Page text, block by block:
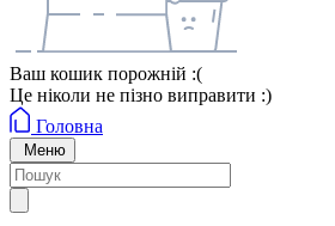
Ваш кошик порожній :(
Це ніколи не пізно виправити :)
Головна
Меню